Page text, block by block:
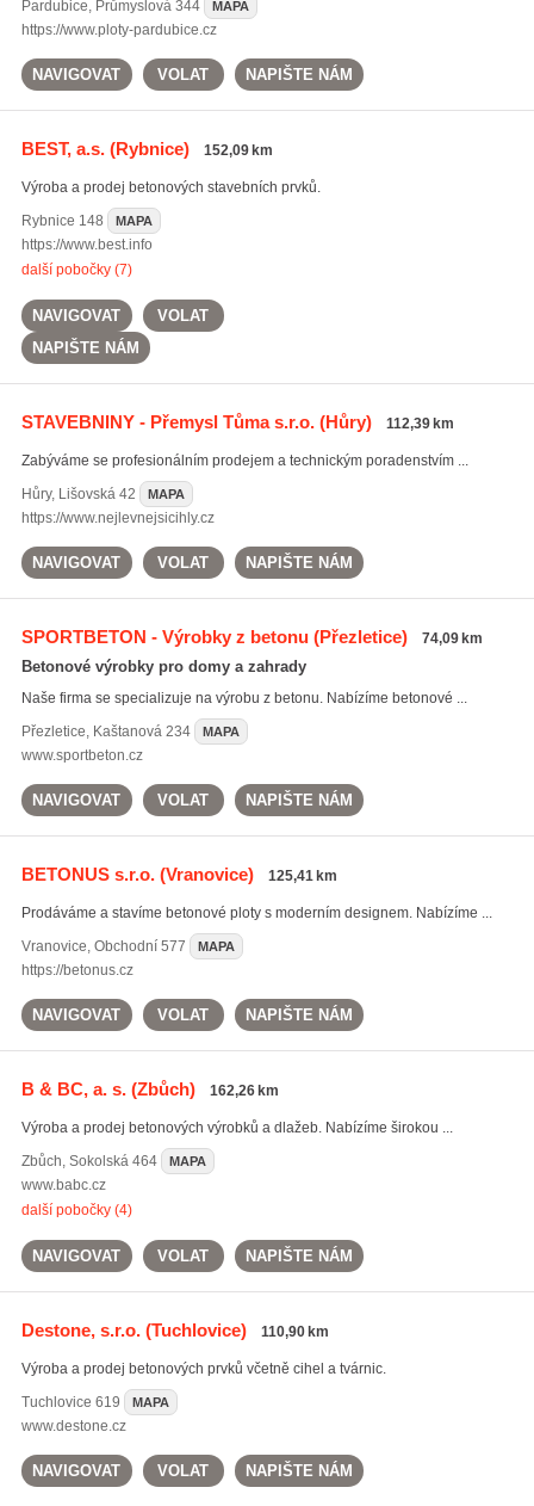
Pardubice, Průmyslová 344 MAPA
https://www.ploty-pardubice.cz
NAVIGOVAT VOLAT NAPIŠTE NÁM
BEST, a.s.(Rybnice) 152,09 km
Výroba a prodej betonových stavebních prvků.
Rybnice 148 MAPA
https://www.best.info
další pobočky (7)
NAVIGOVAT
VOLAT
NAPIŠTE NÁM
STAVEBNINY - Přemysl Tůma s.r.o.(Hůry) 112,39 km
Zabýváme se profesionálním prodejem a technickým poradenstvím ...
Hůry, Lišovská 42 MAPA
https://www.nejlevnejsicihly.cz
NAVIGOVAT VOLAT NAPIŠTE NÁM
SPORTBETON - Výrobky z betonu(Přezletice) 74,09 km
Betonové výrobky pro domy a zahrady
Naše firma se specializuje na výrobu z betonu. Nabízíme betonové ...
Přezletice, Kaštanová 234 MAPA
www.sportbeton.cz
NAVIGOVAT VOLAT NAPIŠTE NÁM
BETONUS s.r.o.(Vranovice) 125,41 km
Prodáváme a stavíme betonové ploty s moderním designem. Nabízíme ...
Vranovice, Obchodní 577 MAPA
https://betonus.cz
NAVIGOVAT VOLAT NAPIŠTE NÁM
B & BC, a. s.(Zbůch) 162,26 km
Výroba a prodej betonových výrobků a dlažeb. Nabízíme širokou ...
Zbůch, Sokolská 464 MAPA
www.babc.cz
další pobočky (4)
NAVIGOVAT VOLAT NAPIŠTE NÁM
Destone, s.r.o.(Tuchlovice) 110,90 km
Výroba a prodej betonových prvků včetně cihel a tvárnic.
Tuchlovice 619 MAPA
www.destone.cz
NAVIGOVAT VOLAT NAPIŠTE NÁM